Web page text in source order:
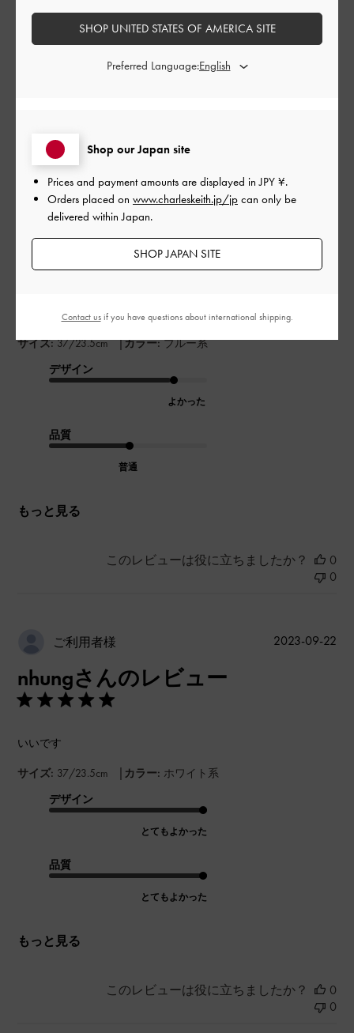
ご利用者様
最高
軽くて可愛行くて歩きやすい
サイズ: 37/23.5cm |カラー: ブルー系
デザイン
よかった
品質
普通
もっと見る
2024-08-02
このレビューは役に立ちましたか？
0
0
ご利用者様
nhungさんのレビュー
いいです
サイズ: 37/23.5cm | カラー: ホワイト系
デザイン
とてもよかった
品質
とてもよかった
もっと見る
公
2023-09-22
このレビューは役に立ちましたか？
0
0
Shop our Japan site
Prices and payment amounts are displayed inJPY ¥.
Orders placed on www.charleskeith.jp/jp can only be
delivered within Japan.
SHOP JAPAN SITE
SHOP UNITED STATES OF AMERICA SITE
Preferred Language:
Contact usif you have questions about international shipping.